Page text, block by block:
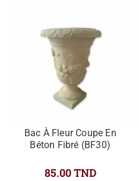
Bac À Fleur Coupe En
Béton Fibré (BF30)
85.00TND